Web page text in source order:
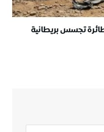
تجسس بريطانية